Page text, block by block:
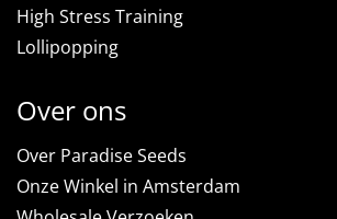
High Stress Training
Lollipopping
Over ons
Over Paradise Seeds
Onze Winkel in Amsterdam